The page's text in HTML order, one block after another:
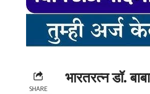
SHARE
भारतरत्न डॉ.